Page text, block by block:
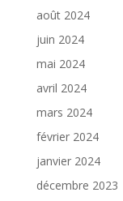
août 2024
juin 2024
mai 2024
avril 2024
mars 2024
février 2024
janvier 2024
décembre 2023